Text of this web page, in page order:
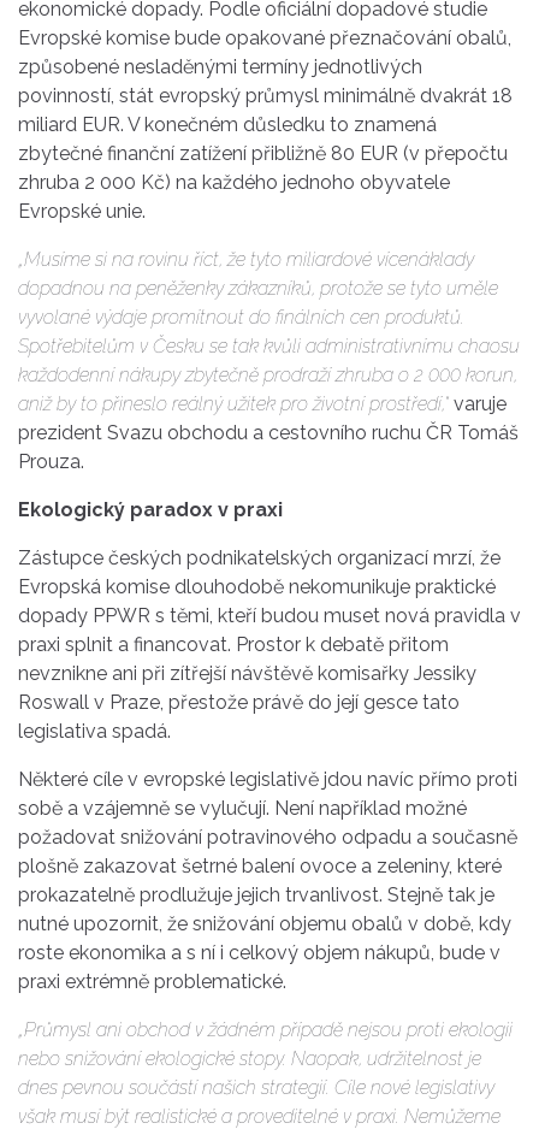
ekonomické dopady. Podle oficiální dopadové studie
Evropské komise bude opakované přeznačování obalů,
způsobené nesladěnými termíny jednotlivých
povinností, stát evropský průmysl minimálně dvakrát 18
miliard EUR. V konečném důsledku to znamená
zbytečné finanční zatížení přibližně 80 EUR (v přepočtu
zhruba 2 000 Kč) na každého jednoho obyvatele
Evropské unie.
„Musíme si na rovinu říct, že tyto miliardové vícenáklady
dopadnou na peněženky zákazníků, protože se tyto uměle
vyvolané výdaje promítnout do finálních cen produktů.
Spotřebitelům v Česku se tak kvůli administrativnímu chaosu
každodenní nákupy zbytečně prodraží zhruba o 2 000 korun,
aniž by to přineslo reálný užitek pro životní prostředí,“ varuje
prezident Svazu obchodu a cestovního ruchu ČR Tomáš
Prouza.
Ekologický paradox v praxi
Zástupce českých podnikatelských organizací mrzí, že
Evropská komise dlouhodobě nekomunikuje praktické
dopady PPWR s těmi, kteří budou muset nová pravidla v
praxi splnit a financovat. Prostor k debatě přitom
nevznikne ani při zítřejší návštěvě komisařky Jessiky
Roswall v Praze, přestože právě do její gesce tato
legislativa spadá.
Některé cíle v evropské legislativě jdou navíc přímo proti
sobě a vzájemně se vylučují. Není například možné
požadovat snižování potravinového odpadu a současně
plošně zakazovat šetrné balení ovoce a zeleniny, které
prokazatelně prodlužuje jejich trvanlivost. Stejně tak je
nutné upozornit, že snižování objemu obalů v době, kdy
roste ekonomika a s ní i celkový objem nákupů, bude v
praxi extrémně problematické.
„Průmysl ani obchod v žádném případě nejsou proti ekologii
nebo snižování ekologické stopy. Naopak, udržitelnost je
dnes pevnou součástí našich strategií. Cíle nové legislativy
však musí být realistické a proveditelné v praxi. Nemůžeme